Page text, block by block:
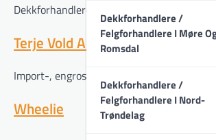
Dekkforhandlere /
Felgforhandlere I Møre
Romsdal
Dekkforhandlere /
Felgforhandlere I Nord-
Trøndelag
Dekkforhandleren leverer både fra butikk
Terje Vold AS
Import-, engrosvirksomhet av dekk og felg
Wheelie